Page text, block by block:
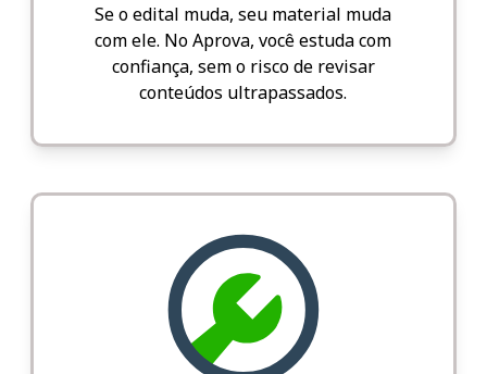
Se o edital muda, seu material muda
com ele. No Aprova, você estuda com
confiança, sem o risco de revisar
conteúdos ultrapassados.